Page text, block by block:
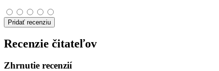
Pridať recenziu
Recenzie čitateľov
Zhrnutie recenzií